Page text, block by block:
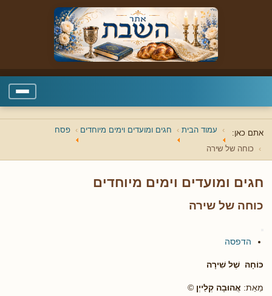
אתם כאן: עמוד הבית חגים ומועדים וימים מיוחדים פסח
כוחה של שירה
חגים ומועדים וימים מיוחדים
כוחה של שירה
הדפסה
כּוֹחָהּ שֶׁל שִׁירָה
מֵאֵת: אֲהוּבָה קְלַייְן ©